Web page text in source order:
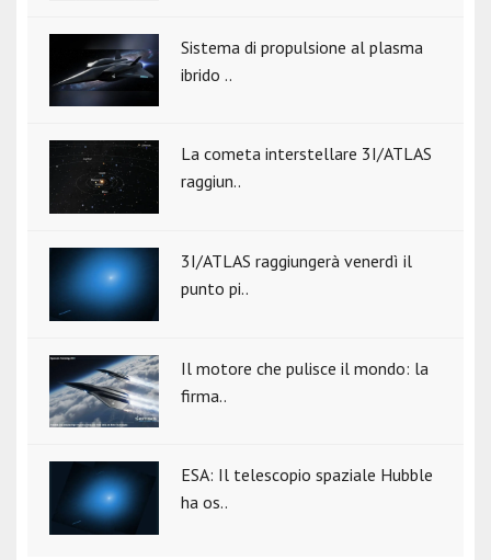
Sistema di propulsione al plasma
ibrido ..
La cometa interstellare 3I/ATLAS
raggiun..
3I/ATLAS raggiungerà venerdì il
punto pi..
Il motore che pulisce il mondo: la
firma..
ESA: Il telescopio spaziale Hubble
ha os..